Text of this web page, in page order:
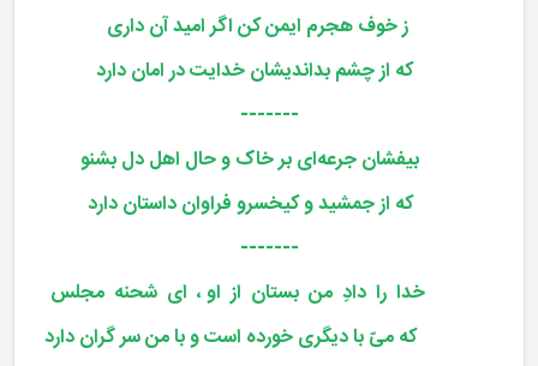
ز خوف هجرم ایمن کن اگر امید آن داری
که از چشم بداندیشان خدایت در امان دارد
-------
بیفشان جرعه‌ای بر خاک و حال اهل دل بشنو
که از جمشید و کیخسرو فراوان داستان دارد
-------
خدا را دادِ من بستان از او ، ای شحنه مجلس
که میّ با دیگری خورده ا‌ست و با من سر گران دارد